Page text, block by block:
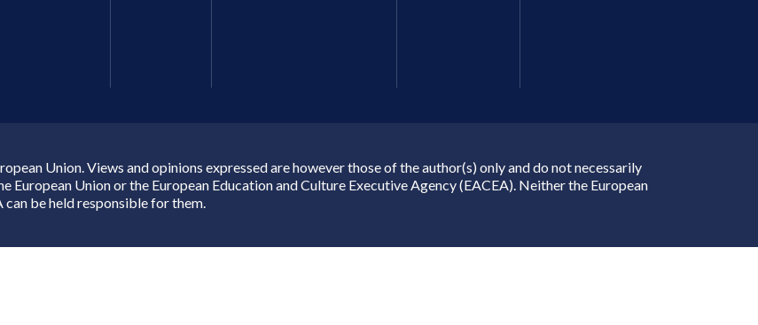
Union. Views and opinions expressed are however those of the author(s) only and do not necessarily
European Union or the European Education and Culture Executive Agency (EACEA). Neither the European
can be held responsible for them.